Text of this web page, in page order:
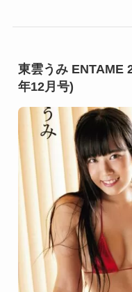
東雲うみ ENTAME
年12月号)